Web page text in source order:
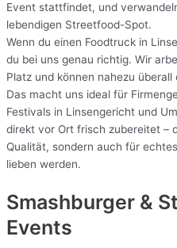
Event stattfindet, und
lebendigen Streetfood-Spot.
Wenn du einen Foodtruck in
du bei uns genau richtig. Wir
Platz und können nahezu
Das macht uns ideal für
Festivals in Linsengericht und
direkt vor Ort frisch zubereitet –
Qualität, sondern auch für
lieben werden.
Smashburger &
Events